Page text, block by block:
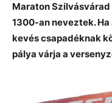
Maraton
1300-an neveztek.
kevés csapadéknak
pálya várja a